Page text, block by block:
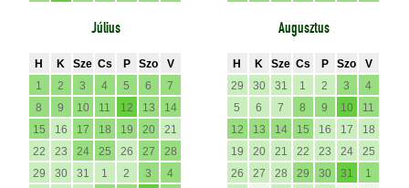
Július
H K Sze Cs P Szo
V
1
2 3 4 5 6
7
8
9 10 11 12 13
14
15
16 17 18 19 20
21
22
23 24 25 26 27
28
29
30 31 1 2 3
4
Augusztus
H K Sze Cs P Szo
V
29
30 31 1 2 3
4
5
6 7 8 9 10
11
12
13 14 15 16 17
18
19
20 21 22 23 24
25
26
27 28 29 30 31
1